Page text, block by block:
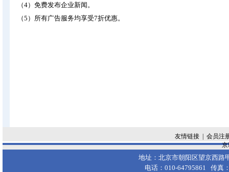
（4）免费发布企业新闻。
（5）所有广告服务均享受7折优惠。
友情链接
会员注
京
地址：北京市朝阳区望京西路
电话：010-64795861 传真